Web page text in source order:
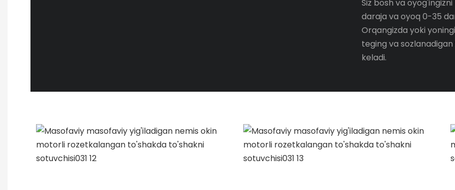
Siz bosh va
daraja va oyoq 0-35
Orqangizda yoki
teging va
keladi.